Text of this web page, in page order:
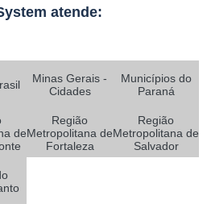
atende:
Minas Gerais -
Cidades
Municípios do
Paraná
de
Região
Metropolitana de
Fortaleza
Região
Metropolitana de
Salvador